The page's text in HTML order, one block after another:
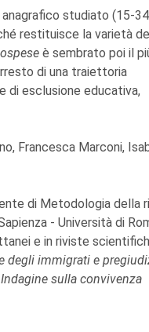
studiato (15-34
restituisce la varietà
è sembrato poi il
di una traiettoria
di esclusione educativa,
Francesca Marconi,
di Metodologia della
- Università di
e in riviste
degli immigrati e
sulla convivenza